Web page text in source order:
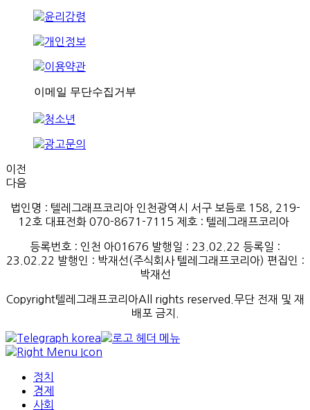
이전
다음
법인명 : 텔레그래프코리아 인천광역시 서구 보듬로 158, 219-
12호 대표전화 070-8671-7115 제호 : 텔레그래프코리아
등록번호 : 인천 아01676 발행일 : 23.02.22 등록일 :
23.02.22 발행인 : 박재선(주식회사텔레그래프코리아) 편집인 :
박재선
Copyright텔레그래프코리아All rights reserved.무단 전재 및 재
배포 금지.
정치
경제
사회